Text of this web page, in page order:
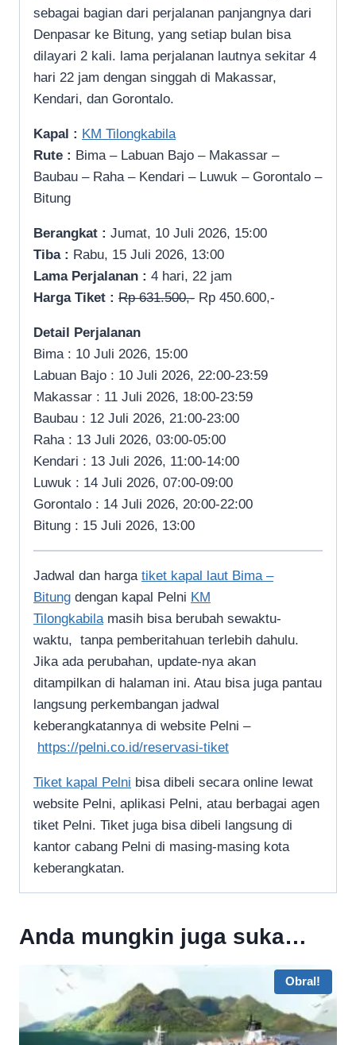
sebagai bagian dari perjalanan panjangnya dari
Denpasar ke Bitung, yang setiap bulan bisa
dilayari 2 kali. lama perjalanan lautnya sekitar 4
hari 22 jam dengan singgah di Makassar,
Kendari, dan Gorontalo.
Kapal : KM Tilongkabila
Rute : Bima – Labuan Bajo – Makassar –
Baubau – Raha – Kendari – Luwuk – Gorontalo –
Bitung
Berangkat : Jumat, 10 Juli 2026, 15:00
Tiba : Rabu, 15 Juli 2026, 13:00
Lama Perjalanan : 4 hari, 22 jam
Harga Tiket : Rp 631.500,- Rp 450.600,-
Detail Perjalanan
Bima : 10 Juli 2026, 15:00
Labuan Bajo : 10 Juli 2026, 22:00-23:59
Makassar : 11 Juli 2026, 18:00-23:59
Baubau : 12 Juli 2026, 21:00-23:00
Raha : 13 Juli 2026, 03:00-05:00
Kendari : 13 Juli 2026, 11:00-14:00
Luwuk : 14 Juli 2026, 07:00-09:00
Gorontalo : 14 Juli 2026, 20:00-22:00
Bitung : 15 Juli 2026, 13:00
Jadwal dan harga tiket kapal laut Bima –
Bitung dengan kapal Pelni KM
Tilongkabila masih bisa berubah sewaktu-
waktu, tanpa pemberitahuan terlebih dahulu.
Jika ada perubahan, update-nya akan
ditampilkan di halaman ini. Atau bisa juga pantau
langsung perkembangan jadwal
keberangkatannya di website Pelni –
https://pelni.co.id/reservasi-tiket
Tiket kapal Pelni bisa dibeli secara online lewat
website Pelni, aplikasi Pelni, atau berbagai agen
tiket Pelni. Tiket juga bisa dibeli langsung di
kantor cabang Pelni di masing-masing kota
keberangkatan.
Anda mungkin juga suka…
Obral!